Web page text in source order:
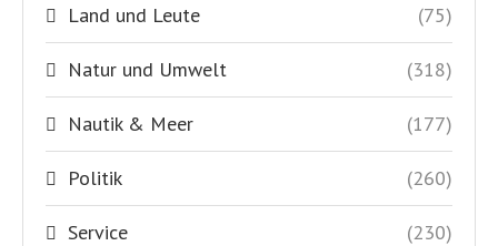
Land und Leute (75)
Natur und Umwelt (318)
Nautik & Meer (177)
Politik (260)
Service (230)